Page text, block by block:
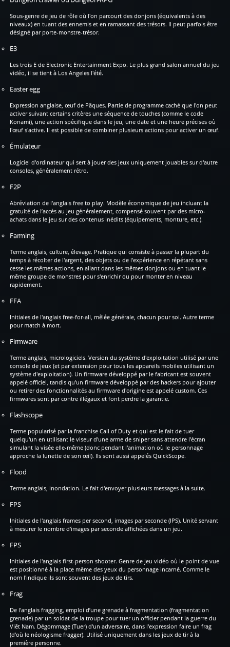
Sous-genre de jeu de rôle où l'on parcourt des donjons (équivalents à des
niveaux) en tuant des ennemis et en ramassant des trésors. Il peut parfois être
désigné par porte-monstre-trésor.
E3
Les trois E de Electronic Entertainment Expo. Le plus grand salon annuel du jeu
vidéo, il se tient à Los Angeles l'été.
Easter egg
Expression anglaise, œuf de Pâques. Partie de programme caché que l'on peut
activer suivant certains critères une séquence de touches (comme le code
Konami), une action spécifique dans le jeu, une date et une heure précises où
l'œuf s'active. Il est possible de combiner plusieurs actions pour activer un œuf.
Émulateur
Logiciel d'ordinateur qui sert à jouer des jeux uniquement jouables sur d'autre
consoles, généralement rétro.
F2P
Abréviation de l'anglais free to play. Modèle économique de jeu incluant la
gratuité de l’accès au jeu généralement, compensé souvent par des micro-
achats dans le jeu sur des contenus inédits (équipements, monture, etc.).
Farming
Terme anglais, culture, élevage. Pratique qui consiste à passer la plupart du
temps à récolter de l'argent, des objets ou de l'expérience en répétant sans
cesse les mêmes actions, en allant dans les mêmes donjons ou en tuant le
même groupe de monstres pour s'enrichir ou pour monter en niveau
rapidement.
FFA
Initiales de l'anglais free-for-all, mêlée générale, chacun pour soi. Autre terme
pour match à mort.
Firmware
Terme anglais, micrologiciels. Version du système d'exploitation utilisé par une
console de jeux (et par extension pour tous les appareils mobiles utilisant un
système d'exploitation). Un firmware développé par le fabricant est souvent
appelé officiel, tandis qu'un firmware développé par des hackers pour ajouter
ou retirer des fonctionnalités au firmware d'origine est appelé custom. Ces
firmwares sont par contre illégaux et font perdre la garantie.
Flashscope
Terme popularisé par la franchise Call of Duty et qui est le fait de tuer
quelqu'un en utilisant le viseur d'une arme de sniper sans attendre l'écran
simulant la visée elle-même (donc pendant l'animation où le personnage
approche la lunette de son œil). Ils sont aussi appelés QuickScope.
Flood
Terme anglais, inondation. Le fait d'envoyer plusieurs messages à la suite.
FPS
Initiales de l'anglais frames per second, images par seconde (IPS). Unité servant
à mesurer le nombre d'images par seconde affichées dans un jeu.
FPS
Initiales de l'anglais first-person shooter. Genre de jeu vidéo où le point de vue
est positionné à la place même des yeux du personnage incarné. Comme le
nom l'indique ils sont souvent des jeux de tirs.
Frag
De l'anglais fragging, emploi d’une grenade à fragmentation (fragmentation
grenade) par un soldat de la troupe pour tuer un officier pendant la guerre du
Viêt Nam. Dégommage (Tuer) d'un adversaire, dans l'expression faire un frag
(d'où le néologisme fragger). Utilisé uniquement dans les jeux de tir à la
première personne.